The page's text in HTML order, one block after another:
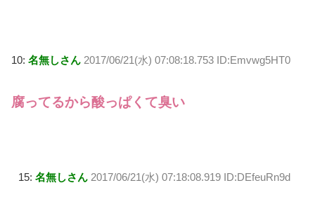
10: 名無しさん 2017/06/21(水) 07:08:18.753 ID:Emvwg5HT0
腐ってるから酸っぱくて臭い
15: 名無しさん 2017/06/21(水) 07:18:08.919 ID:DEfeuRn9d